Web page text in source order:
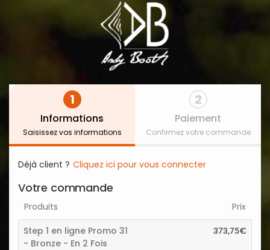
1
Informations
Saisissez vos informations
2
Paiement
Confirmez votre commande
Déjà client ? Cliquez ici pour vous connecter
Votre commande
Produits
Prix
Step 1 en ligne Promo 31
- Bronze - En 2 Fois
373,75€